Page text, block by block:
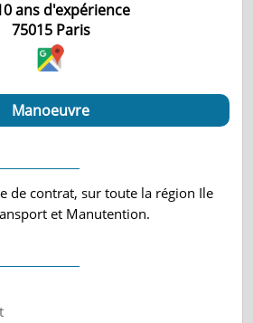
ans d'expérience
75015 Paris
Manoeuvre
de contrat, sur toute la région Ile
et Manutention.